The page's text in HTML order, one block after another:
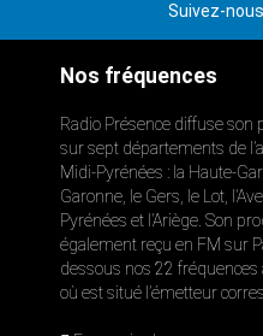
Suivez-nous
Nos fréquences
Radio Présence diffuse son
sur sept départements de
Midi-Pyrénées : la Haute-
Garonne, le Gers, le Lot,
Pyrénées et l’Ariège. Son
également reçu en FM sur
dessous nos 22
où est situé l’émetteur